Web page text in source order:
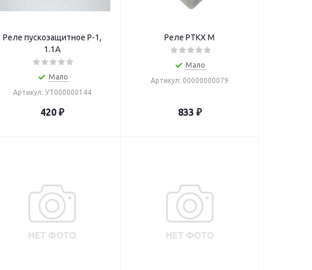
Реле пускозащитное Р-1,
1.1А
Мало
Артикул: УТ000000144
420 ₽
Реле РТКХ М
Мало
Артикул: 00000000079
833 ₽